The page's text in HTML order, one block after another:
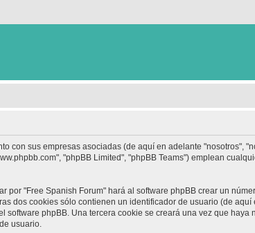
con sus empresas asociadas (de aquí en adelante "nosotros",
"phpBB Limited", "phpBB Teams") emplean
por "Free Spanish Forum" hará al software phpBB crear un
dos cookies sólo contienen un identificador de usuario (de
phpBB. Una tercera cookie se creará una vez que
usuario.